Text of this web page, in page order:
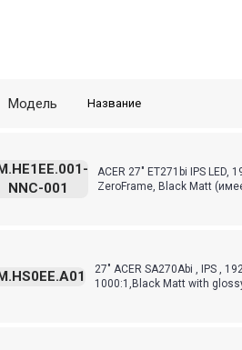
Название
Модель
ACER 27" ET271bi IPS LED,
ZeroFrame, Black Matt
NNC-001
27" ACER SA270Abi , IPS ,
1000:1,Black Matt with